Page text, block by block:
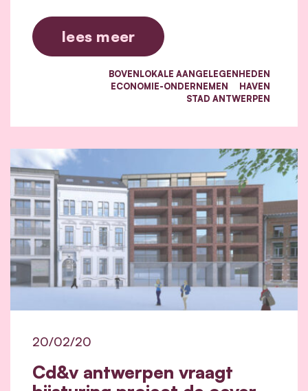
lees meer
BOVENLOKALE AANGELEGENHEDEN
ECONOMIE-ONDERNEMEN
HAVEN
STAD ANTWERPEN
Cd&v antwerpen vraagt
20/02/20